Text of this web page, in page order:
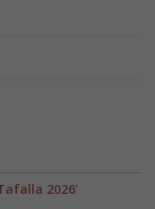
2026’